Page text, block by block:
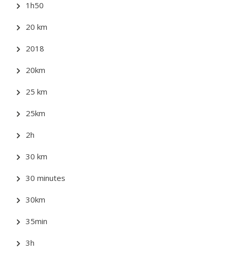
1h50
20 km
2018
20km
25 km
25km
2h
30 km
30 minutes
30km
35min
3h